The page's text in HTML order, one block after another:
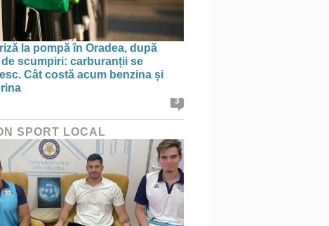
la pompă în Oradea, după
scumpiri: carburanții se
Cât costă acum benzina și
3
SPORT LOCAL